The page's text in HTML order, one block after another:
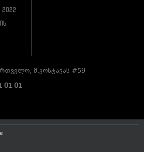
მ.კოსტავას #59
01 01